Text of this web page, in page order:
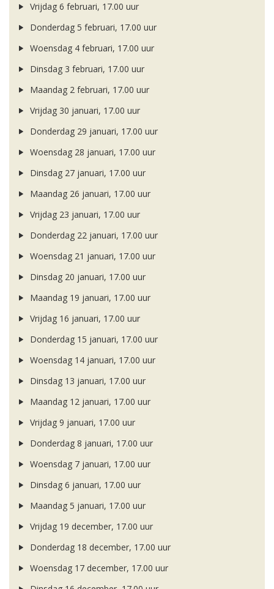
Vrijdag 6 februari, 17.00 uur
Donderdag 5 februari, 17.00 uur
Woensdag 4 februari, 17.00 uur
Dinsdag 3 februari, 17.00 uur
Maandag 2 februari, 17.00 uur
Vrijdag 30 januari, 17.00 uur
Donderdag 29 januari, 17.00 uur
Woensdag 28 januari, 17.00 uur
Dinsdag 27 januari, 17.00 uur
Maandag 26 januari, 17.00 uur
Vrijdag 23 januari, 17.00 uur
Donderdag 22 januari, 17.00 uur
Woensdag 21 januari, 17.00 uur
Dinsdag 20 januari, 17.00 uur
Maandag 19 januari, 17.00 uur
Vrijdag 16 januari, 17.00 uur
Donderdag 15 januari, 17.00 uur
Woensdag 14 januari, 17.00 uur
Dinsdag 13 januari, 17.00 uur
Maandag 12 januari, 17.00 uur
Vrijdag 9 januari, 17.00 uur
Donderdag 8 januari, 17.00 uur
Woensdag 7 januari, 17.00 uur
Dinsdag 6 januari, 17.00 uur
Maandag 5 januari, 17.00 uur
Vrijdag 19 december, 17.00 uur
Donderdag 18 december, 17.00 uur
Woensdag 17 december, 17.00 uur